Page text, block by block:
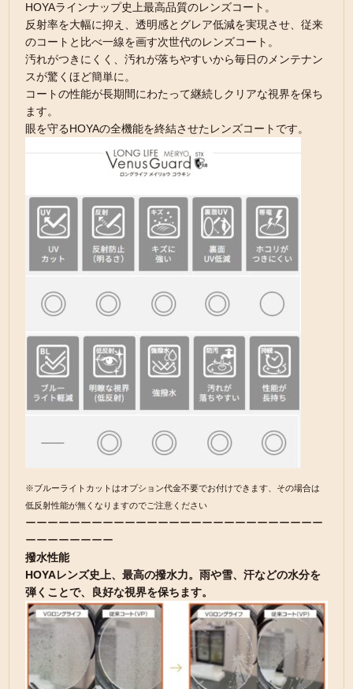
HOYAラインナップ史上最高品質のレンズコート。
反射率を大幅に抑え、透明感とグレア低減を実現させ、従来
のコートと比べ一線を画す次世代のレンズコート。
汚れがつきにくく、汚れが落ちやすいから毎日のメンテナン
スが驚くほど簡単に。
コートの性能が長期間にわたって継続しクリアな視界を保ち
ます。
眼を守るHOYAの全機能を終結させたレンズコートです。
※ブルーライトカットはオプション代金不要でお付けできます、その場合は
低反射性能が無くなりますのでご注意ください
ーーーーーーーーーーーーーーーーーーーーーーーーーーー
ーーーーーーーー
撥水性能
HOYAレンズ史上、最高の撥水力。雨や雪、汗などの水分を
弾くことで、良好な視界を保ちます。